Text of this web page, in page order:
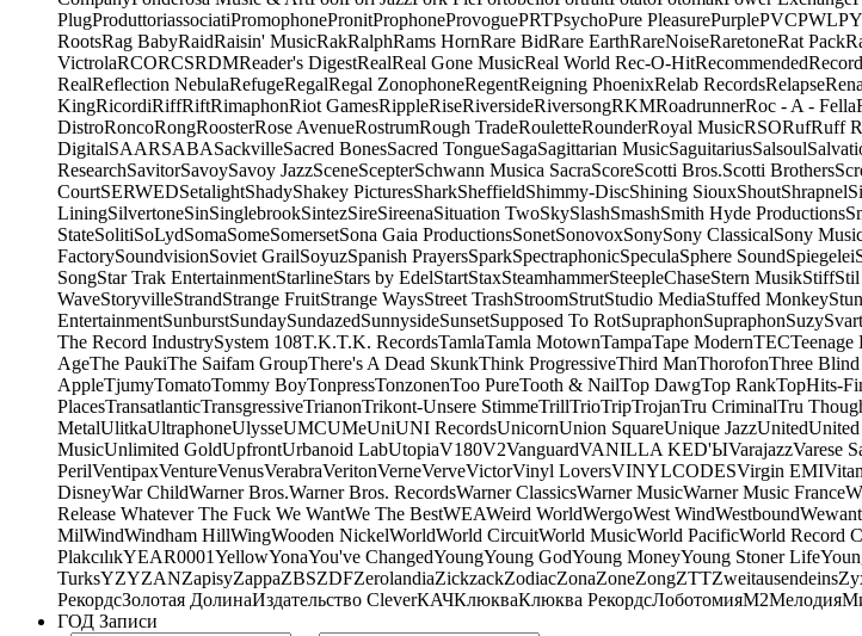
PlugProduttoriassociatiPromophonePronitProphoneProvoguePRTPsychoPure PleasurePurplePVCPWL
RootsRag BabyRaidRaisin' MusicRakRalphRams HornRare BidRare EarthRareNoiseRaretoneRat Pack
VictrolaRCORCSRDMReader's DigestRealReal Gone MusicReal World Rec-O-HitRecommended
RealReflection NebulaRefugeRegalRegal ZonophoneRegentReigning PhoenixRelab RecordsRelapse
KingRicordiRiffRiftRimaphonRiot GamesRippleRiseRiversideRiversongRKMRoadrunnerRoc - A - Fella
DistroRoncoRongRoosterRose AvenueRostrumRough TradeRouletteRounderRoyal MusicRSORufRuff
DigitalSAARSABASackvilleSacred BonesSacred TongueSagaSagittarian MusicSaguitariusSalsoul
ResearchSavitorSavoySavoy JazzSceneScepterSchwann Musica SacraScoreScotti Bros.Scotti Brothers
CourtSERWEDSetalightShadyShakey PicturesSharkSheffieldShimmy-DiscShining SiouxShoutShrapnel
LiningSilvertoneSinSinglebrookSintezSireSireenaSituation TwoSkySlashSmashSmith Hyde Productions
StateSolitiSoLydSomaSomeSomersetSona Gaia ProductionsSonetSonovoxSonySony ClassicalSony
FactorySoundvisionSoviet GrailSoyuzSpanish PrayersSparkSpectraphonicSpeculaSphere SoundSpiegelei
SongStar Trak EntertainmentStarlineStars by EdelStartStaxSteamhammerSteepleChaseStern MusikStiff
WaveStoryvilleStrandStrange FruitStrange WaysStreet TrashStroomStrutStudio MediaStuffed Monkey
EntertainmentSunburstSundaySundazedSunnysideSunsetSupposed To RotSupraphonSupraphonSuzySvart
The Record IndustrySystem 108T.K.T.K. RecordsTamlaTamla MotownTampaTape ModernTECTeenage
AgeThe PaukiThe Saifam GroupThere's A Dead SkunkThink ProgressiveThird ManThorofonThree
AppleTjumyTomatoTommy BoyTonpressTonzonenToo PureTooth & NailTop DawgTop RankTopHits-
PlacesTransatlanticTransgressiveTrianonTrikont-Unsere StimmeTrillTrioTripTrojanTru CriminalTru
MetalUlitkaUltraphoneUlysseUMCUMeUniUNI RecordsUnicornUnion SquareUnique JazzUnited
MusicUnlimited GoldUpfrontUrbanoid LabUtopiaV180V2VanguardVANILLA KED'ЫVarajazzVarese
PerilVentipaxVentureVenusVerabraVeritonVerneVerveVictorVinyl LoversVINYLCODESVirgin EMI
DisneyWar ChildWarner Bros.Warner Bros. RecordsWarner ClassicsWarner MusicWarner Music France
Release Whatever The Fuck We WantWe The BestWEAWeird WorldWergoWest WindWestbound
MilWindWindham HillWingWooden NickelWorldWorld CircuitWorld MusicWorld PacificWorld Record
PlakcılıkYEAR0001YellowYonaYou've ChangedYoungYoung GodYoung MoneyYoung Stoner Life
TurksYZYZANZapisyZappaZBSZDFZerolandiaZickzackZodiacZonaZoneZongZTTZweitausendeins
РекордсЗолотая ДолинаИздательство CleverКАЧКлюкваКлюква РекордсЛоботомияМ2Мелодия
ГОД Записи